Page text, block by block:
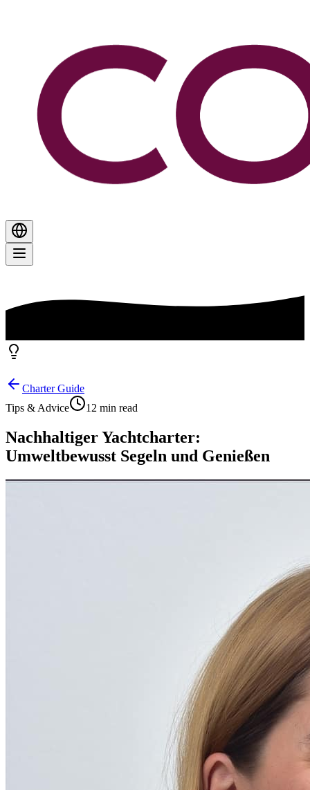
Charter Guide
Tips & Advice
12 min read
Nachhaltiger Yachtcharter:
Umweltbewusst Segeln und Genießen